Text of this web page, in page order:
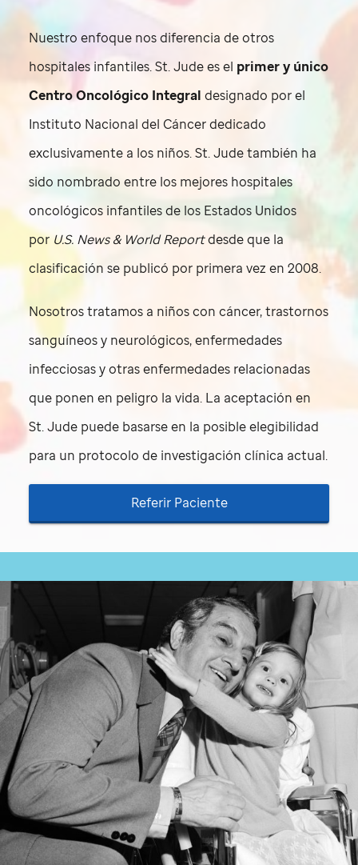
Nuestro enfoque nos diferencia de otros
hospitales infantiles.St. Judees el primer y único
Centro Oncológico Integral designado por el
Instituto Nacional del Cáncer dedicado
exclusivamente a los niños.St. Judetambién ha
sido nombrado entre los mejores hospitales
oncológicos infantiles de los Estados Unidos
porU.S. News & World Reportdesde que la
clasificación se publicó por primera vez en 2008.
Nosotros tratamos a niños con cáncer, trastornos
sanguíneos y neurológicos, enfermedades
infecciosas y otras enfermedades relacionadas
que ponen en peligro la vida. La aceptación en
St. Jude puede basarse en la posible elegibilidad
para un protocolo de investigación clínica actual.
Referir Paciente